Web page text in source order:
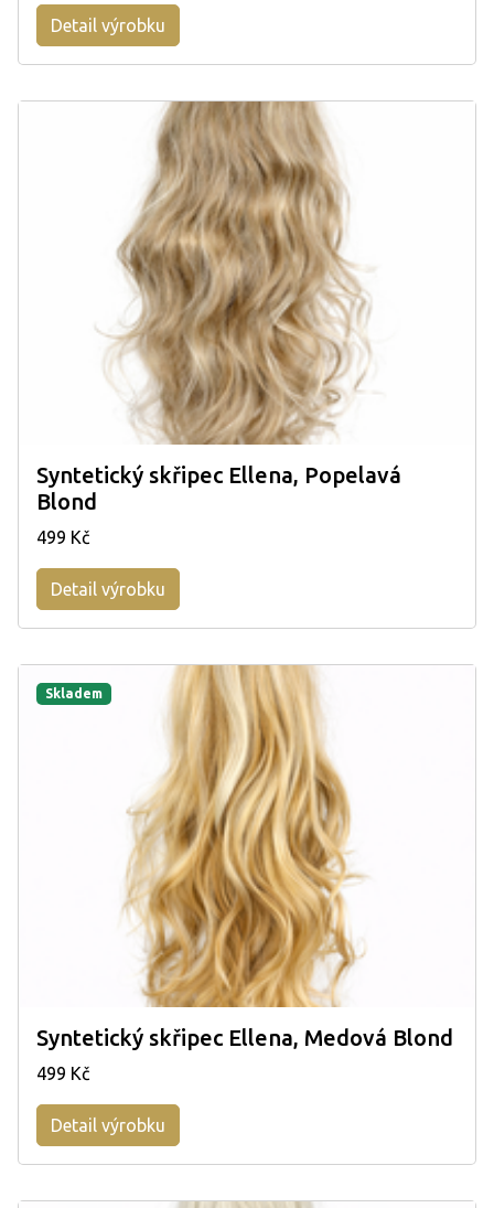
Detail výrobku
Syntetický skřipec Ellena, Popelavá
Blond
499 Kč
Detail výrobku
Skladem
Syntetický skřipec Ellena, Medová Blond
499 Kč
Detail výrobku